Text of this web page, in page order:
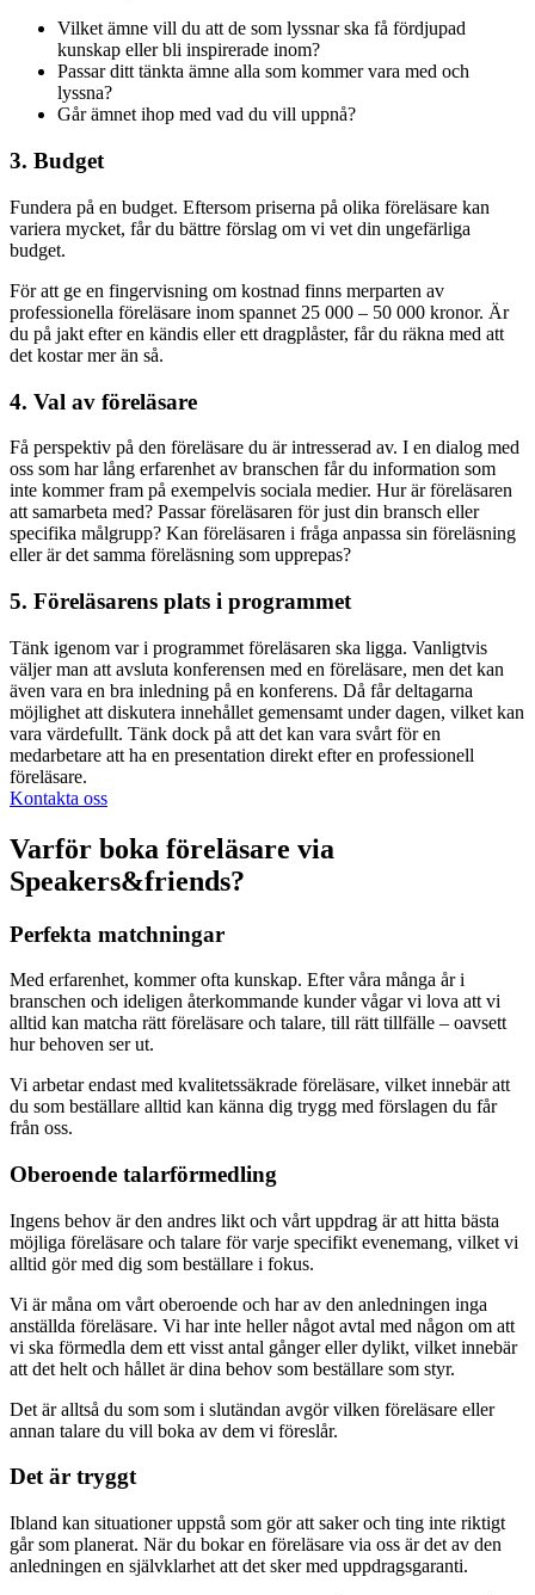
Vilket ämne vill du att de som lyssnar ska få fördjupad
kunskap eller bli inspirerade inom?
Passar ditt tänkta ämne alla som kommer vara med och
lyssna?
Går ämnet ihop med vad du vill uppnå?
3. Budget
Fundera på en budget. Eftersom priserna på olika föreläsare kan
variera mycket, får du bättre förslag om vi vet din ungefärliga
budget.
För att ge en fingervisning om kostnad finns merparten av
professionella föreläsare inom spannet 25 000 – 50 000 kronor. Är
du på jakt efter en kändis eller ett dragplåster, får du räkna med att
det kostar mer än så.
4. Val av föreläsare
Få perspektiv på den föreläsare du är intresserad av. I en dialog med
oss som har lång erfarenhet av branschen får du information som
inte kommer fram på exempelvis sociala medier. Hur är föreläsaren
att samarbeta med? Passar föreläsaren för just din bransch eller
specifika målgrupp? Kan föreläsaren i fråga anpassa sin föreläsning
eller är det samma föreläsning som upprepas?
5. Föreläsarens plats i programmet
Tänk igenom var i programmet föreläsaren ska ligga. Vanligtvis
väljer man att avsluta konferensen med en föreläsare, men det kan
även vara en bra inledning på en konferens. Då får deltagarna
möjlighet att diskutera innehållet gemensamt under dagen, vilket kan
vara värdefullt. Tänk dock på att det kan vara svårt för en
medarbetare att ha en presentation direkt efter en professionell
föreläsare.
Kontakta oss
Varför boka föreläsare via
Speakers&friends?
Perfekta matchningar
Med erfarenhet, kommer ofta kunskap. Efter våra många år i
branschen och ideligen återkommande kunder vågar vi lova att vi
alltid kan matcha rätt föreläsare och talare, till rätt tillfälle – oavsett
hur behoven ser ut.
Vi arbetar endast med kvalitetssäkrade föreläsare, vilket innebär att
du som beställare alltid kan känna dig trygg med förslagen du får
från oss.
Oberoende talarförmedling
Ingens behov är den andres likt och vårt uppdrag är att hitta bästa
möjliga föreläsare och talare för varje specifikt evenemang, vilket vi
alltid gör med dig som beställare i fokus.
Vi är måna om vårt oberoende och har av den anledningen inga
anställda föreläsare. Vi har inte heller något avtal med någon om att
vi ska förmedla dem ett visst antal gånger eller dylikt, vilket innebär
att det helt och hållet är dina behov som beställare som styr.
Det är alltså du som som i slutändan avgör vilken föreläsare eller
annan talare du vill boka av dem vi föreslår.
Det är tryggt
Ibland kan situationer uppstå som gör att saker och ting inte riktigt
går som planerat. När du bokar en föreläsare via oss är det av den
anledningen en självklarhet att det sker med uppdragsgaranti.